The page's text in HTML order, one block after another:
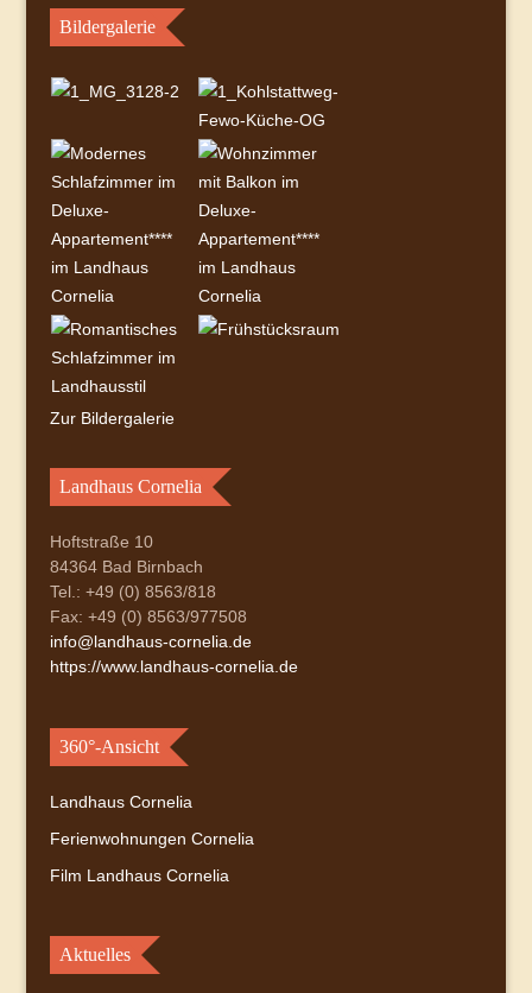
Bildergalerie
Zur Bildergalerie
Landhaus Cornelia
Hoftstraße 10
84364 Bad Birnbach
Tel.: +49 (0) 8563/818
Fax: +49 (0) 8563/977508
info@landhaus-cornelia.de
https://www.landhaus-cornelia.de
360°-Ansicht
Landhaus Cornelia
Ferienwohnungen Cornelia
Film Landhaus Cornelia
Aktuelles